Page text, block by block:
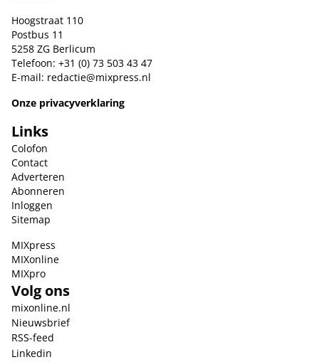
Hoogstraat 110
Postbus 11
5258 ZG Berlicum
Telefoon: +31 (0) 73 503 43 47
E-mail: redactie@mixpress.nl
Onze privacyverklaring
Links
Colofon
Contact
Adverteren
Abonneren
Inloggen
Sitemap
MIXpress
MIXonline
MIXpro
Volg ons
mixonline.nl
Nieuwsbrief
RSS-feed
Linkedin